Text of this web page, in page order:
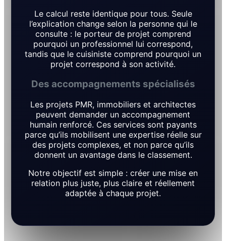
Le calcul reste identique pour tous. Seule
l’explication change selon la personne qui le
consulte : le porteur de projet comprend
pourquoi un professionnel lui correspond,
tandis que le cuisiniste comprend pourquoi un
projet correspond à son activité.
Des accompagnements spécialisés
Les projets PMR, immobiliers et architectes
peuvent demander un accompagnement
humain renforcé. Ces services sont payants
parce qu’ils mobilisent une expertise réelle sur
des projets complexes, et non parce qu’ils
donnent un avantage dans le classement.
Notre objectif est simple : créer une mise en
relation plus juste, plus claire et réellement
adaptée à chaque projet.